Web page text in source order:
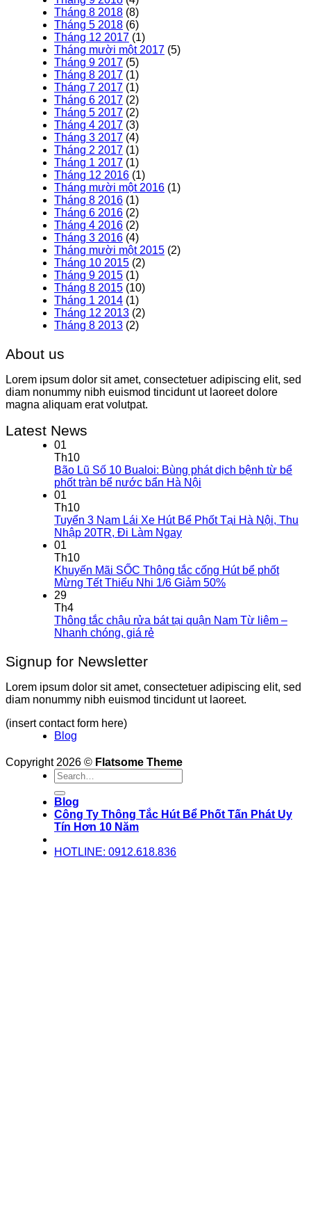
Tháng 8 2018 (8)
Tháng 5 2018 (6)
Tháng 12 2017 (1)
Tháng mười một 2017 (5)
Tháng 9 2017 (5)
Tháng 8 2017 (1)
Tháng 7 2017 (1)
Tháng 6 2017 (2)
Tháng 5 2017 (2)
Tháng 4 2017 (3)
Tháng 3 2017 (4)
Tháng 2 2017 (1)
Tháng 1 2017 (1)
Tháng 12 2016 (1)
Tháng mười một 2016 (1)
Tháng 8 2016 (1)
Tháng 6 2016 (2)
Tháng 4 2016 (2)
Tháng 3 2016 (4)
Tháng mười một 2015 (2)
Tháng 10 2015 (2)
Tháng 9 2015 (1)
Tháng 8 2015 (10)
Tháng 1 2014 (1)
Tháng 12 2013 (2)
Tháng 8 2013 (2)
About us
Lorem ipsum dolor sit amet, consectetuer adipiscing elit, sed
diam nonummy nibh euismod tincidunt ut laoreet dolore
magna aliquam erat volutpat.
Latest News
01
Th10
Bão Lũ Số 10 Bualoi: Bùng phát dịch bệnh từ bể
phốt tràn bể nước bẩn Hà Nội
01
Th10
Tuyển 3 Nam Lái Xe Hút Bể Phốt Tại Hà Nội, Thu
Nhập 20TR, Đi Làm Ngay
01
Th10
Khuyến Mãi SỐC Thông tắc cống Hút bể phốt
Mừng Tết Thiếu Nhi 1/6 Giảm 50%
29
Th4
Thông tắc chậu rửa bát tại quận Nam Từ liêm –
Nhanh chóng, giá rẻ
Signup for Newsletter
Lorem ipsum dolor sit amet, consectetuer adipiscing elit, sed
diam nonummy nibh euismod tincidunt ut laoreet.
(insert contact form here)
Blog
Copyright 2026 © Flatsome Theme
Blog
Công Ty Thông Tắc Hút Bể Phốt Tấn Phát Uy
Tín Hơn 10 Năm
HOTLINE: 0912.618.836